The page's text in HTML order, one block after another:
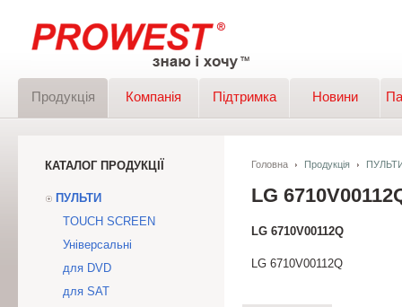
Продукція Компанія Підтримка Новини
КАТАЛОГ ПРОДУКЦІЇ
ПУЛЬТИ
TOUCH SCREEN
Універсальні
для DVD
для SAT
Головна Продукція
LG
LG 6710V00112Q
LG 6710V00112Q